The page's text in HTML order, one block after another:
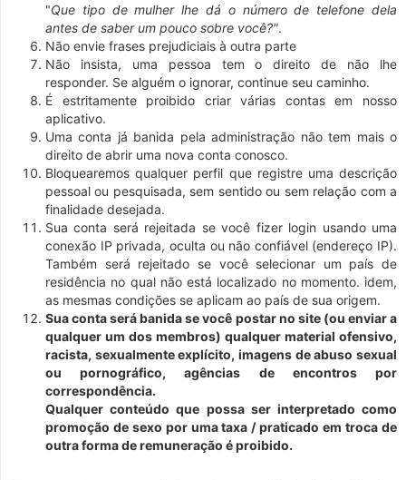
"Que tipo de mulher lhe dá o número de telefone dela
antes de saber um pouco sobre você?".
Não envie frases prejudiciais à outra parte
Não insista, uma pessoa tem o direito de não lhe
responder. Se alguém o ignorar, continue seu caminho.
É estritamente proibido criar várias contas em nosso
aplicativo.
Uma conta já banida pela administração não tem mais o
direito de abrir uma nova conta conosco.
Bloquearemos qualquer perfil que registre uma descrição
pessoal ou pesquisada, sem sentido ou sem relação com a
finalidade desejada.
Sua conta será rejeitada se você fizer login usando uma
conexão IP privada, oculta ou não confiável (endereço IP).
Também será rejeitado se você selecionar um país de
residência no qual não está localizado no momento. idem,
as mesmas condições se aplicam ao país de sua origem.
Sua conta será banida se você postar no site (ou enviar a
qualquer um dos membros) qualquer material ofensivo,
racista, sexualmente explícito, imagens de abuso sexual
ou pornográfico, agências de encontros por
correspondência.
Qualquer conteúdo que possa ser interpretado como
promoção de sexo por uma taxa / praticado em troca de
outra forma de remuneração é proibido.